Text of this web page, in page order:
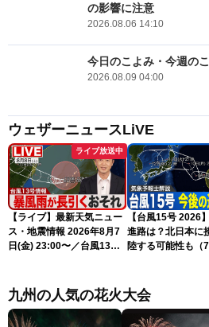
の影響に注意
2026.08.06 14:10
今日のこよみ・今週の
2026.08.09 04:00
ウェザーニュースLiVE
ライブ放送中
【ライブ】最新天気ニュー
ス・地震情報 2026年8月7
日(金) 23:00〜／台風13号
【台風15号 2026
進路は？北日本に
陸する可能性も（
九州の人気の花火大会